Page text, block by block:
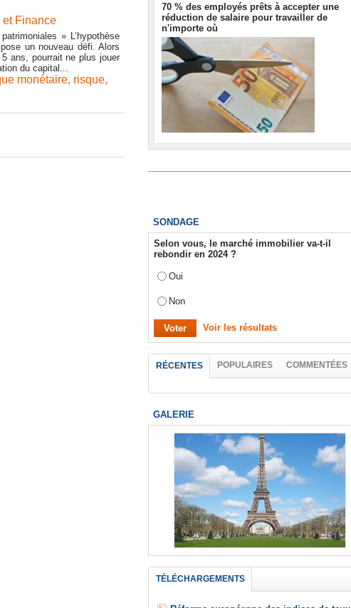
et Finance
» L’hypothèse
un nouveau défi. Alors
ans, pourrait ne plus jouer
du capital...
monétaire, risque,
70 % des employés prêts à accepter une
réduction de salaire pour travailler de
n'importe où
SONDAGE
Selon vous, le marché immobilier va-t-il
rebondir en 2024 ?
Oui
Non
Voir les résultats
RÉCENTES POPULAIRES COMMENTÉES
GALERIE
TÉLÉCHARGEMENTS